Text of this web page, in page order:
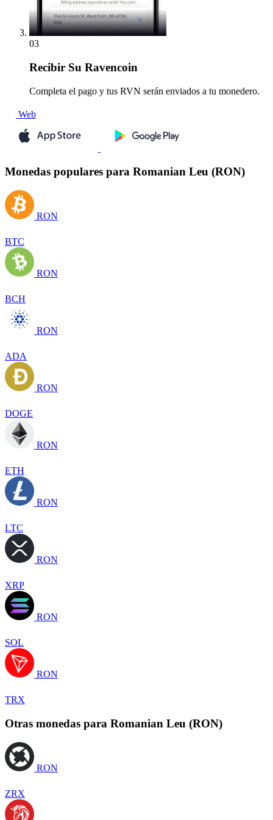
03
Recibir Su Ravencoin
Completa el pago y tus RVN serán enviados a tu monedero.
Web
Monedas populares para Romanian Leu (RON)
RON
BTC
RON
BCH
RON
ADA
RON
DOGE
RON
ETH
RON
LTC
RON
XRP
RON
SOL
RON
TRX
Otras monedas para Romanian Leu (RON)
RON
ZRX